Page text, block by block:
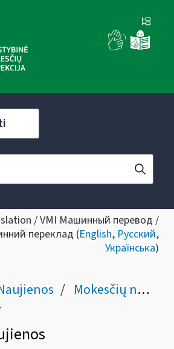
/ VMI Машинный перевод /
переклад (English, Русский,
Українська)
Mokesčių naujienos